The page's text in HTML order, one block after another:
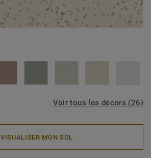
Voir tous les décors (26)
VISUALISER MON SOL